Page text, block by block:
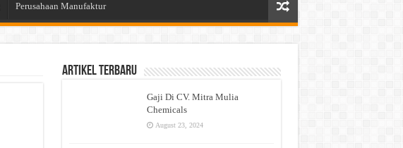
Perusahaan Manufaktur
Artikel Terbaru
Gaji Di CV. Mitra Mulia
Chemicals
August 23, 2024